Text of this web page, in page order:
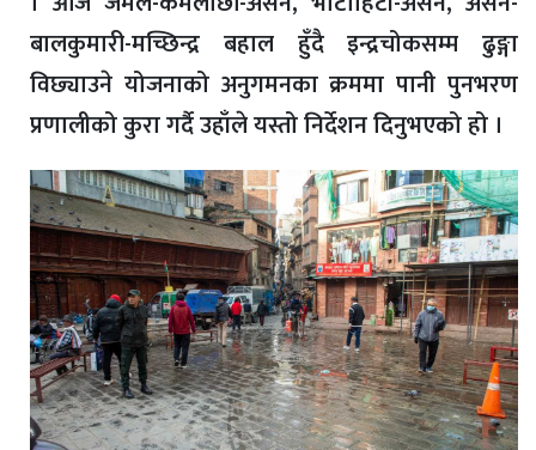
बालकुमारी-मच्छिन्द्र बहाल हुँदै इन्द्रचोकसम्म ढुङ्गा
विछ्याउने योजनाको अनुगमनका क्रममा पानी पुनभरण
प्रणालीको कुरा गर्दै उहाँले यस्तो निर्देशन दिनुभएको हो ।